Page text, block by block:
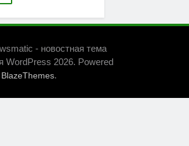
- новостная тема
WordPress 2026. Powered
BlazeThemes.